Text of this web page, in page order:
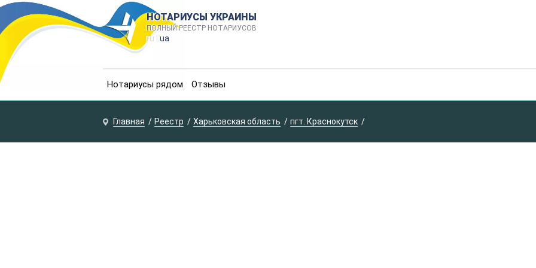
НОТАРИУСЫ УКРАИНЫ
ПОЛНЫЙ РЕЕСТР НОТАРИУСОВ
ru | ua
Нотариусы рядом Отзывы
Главная Реестр Харьковская область пгт. Краснокутск